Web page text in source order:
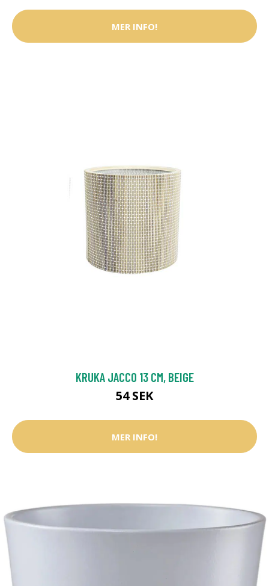
MER INFO!
KRUKA JACCO 13 CM, BEIGE
54 SEK
MER INFO!